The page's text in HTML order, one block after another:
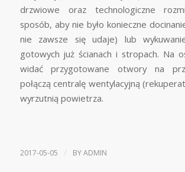
drzwiowe oraz technologiczne
sposób, aby nie było konieczne
nie zawsze się udaje) lub
gotowych już ścianach i stropach. Na
widać przygotowane otwory na
połączą centralę wentylacyjną
wyrzutnią powietrza.
2017-05-05 / BYADMIN